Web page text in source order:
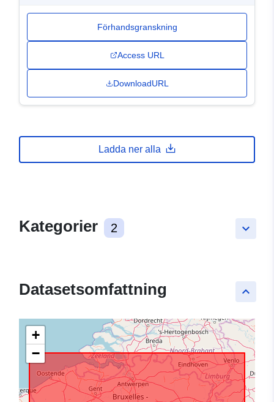
Förhandsgranskning
Access URL
DownloadURL
Ladda ner alla
keyboard_arrow_down
Kategorier 2
keyboard_arrow_up
Datasetsomfattning
+
−